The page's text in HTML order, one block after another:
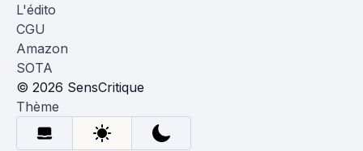
L'édito
CGU
Amazon
SOTA
© 2026 SensCritique
Thème